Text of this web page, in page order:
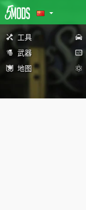
工具
武器
地图